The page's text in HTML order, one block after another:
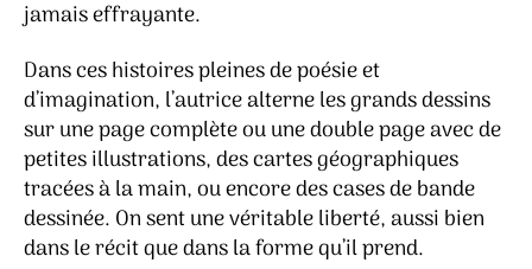
jamais effrayante.
Dans ces histoires pleines de poésie et
d’imagination, l’autrice alterne les grands dessins
sur une page complète ou une double page avec de
petites illustrations, des cartes géographiques
tracées à la main, ou encore des cases de bande
dessinée. On sent une véritable liberté, aussi bien
dans le récit que dans la forme qu’il prend.